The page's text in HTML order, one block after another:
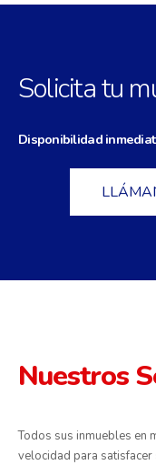
Solicita tu
Disponibilidad
Nuestros
Todos sus inmuebles en
velocidad para satisfacer